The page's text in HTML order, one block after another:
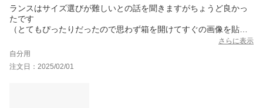
ランスはサイズ選びが難しいとの話を聞きますがちょうど良かっ
たです
（とてもぴったりだったので思わず箱を開けてすぐの画像を貼り
いつもは26か26.5の靴を選びます
ミカエル41.5（やや厚手の靴下）
さらに表示
自分用
注文日：2025/02/01